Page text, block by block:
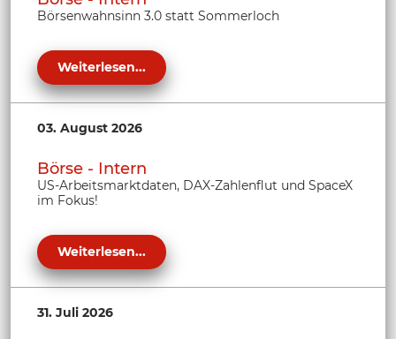
Börsenwahnsinn 3.0 statt Sommerloch
Weiterlesen...
03. August 2026
Börse - Intern
US-Arbeitsmarktdaten, DAX-Zahlenflut und SpaceX
im Fokus!
Weiterlesen...
31. Juli 2026